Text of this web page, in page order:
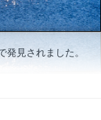
見されました。